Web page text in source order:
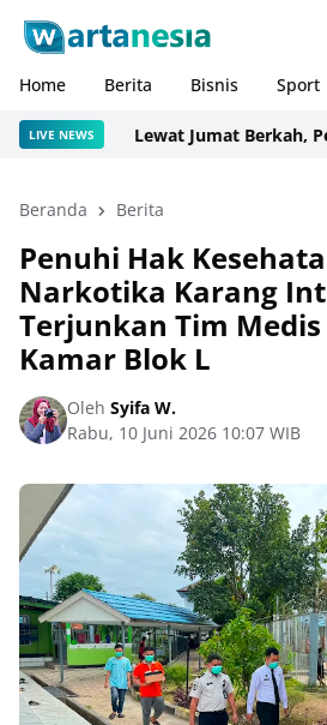
Home Berita Bisnis Sport
LIVE NEWSLewat Jumat Berkah,
Beranda Berita
Penuhi Hak
Narkotika Karang
Terjunkan Tim
Kamar Blok L
Oleh Syifa W.
Rabu, 10 Juni 2026 10:07 WIB